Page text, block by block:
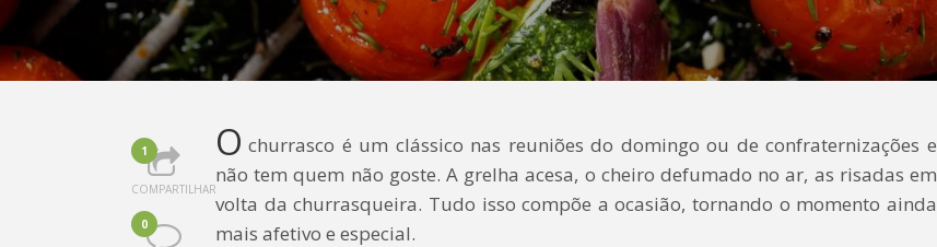
1
COMPARTILHAR
0
O churrasco é um clássico nas reuniões do domingo ou de confraternizações e
não tem quem não goste. A grelha acesa, o cheiro defumado no ar, as risadas em
volta da churrasqueira. Tudo isso compõe a ocasião, tornando o momento ainda
mais afetivo e especial.